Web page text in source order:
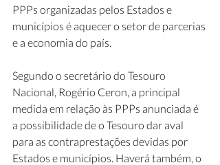
PPPs organizadas pelos Estados e
municípios é aquecer o setor de parcerias
e a economia do país.
Segundo o secretário do Tesouro
Nacional, Rogério Ceron, a principal
medida em relação às PPPs anunciada é
a possibilidade de o Tesouro dar aval
para as contraprestações devidas por
Estados e municípios. Haverá também, o